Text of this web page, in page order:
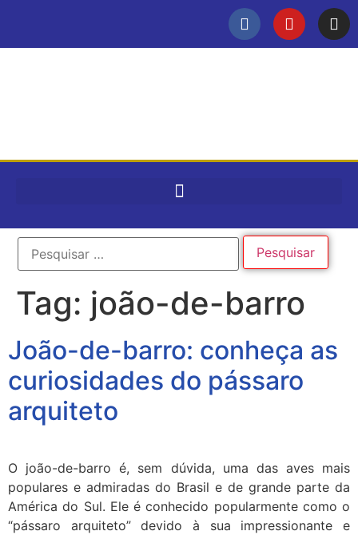
Tag: joão-de-barro
João-de-barro: conheça as
curiosidades do pássaro
arquiteto
O joão-de-barro é, sem dúvida, uma das aves mais
populares e admiradas do Brasil e de grande parte da
América do Sul. Ele é conhecido popularmente como o
“pássaro arquiteto” devido à sua impressionante e